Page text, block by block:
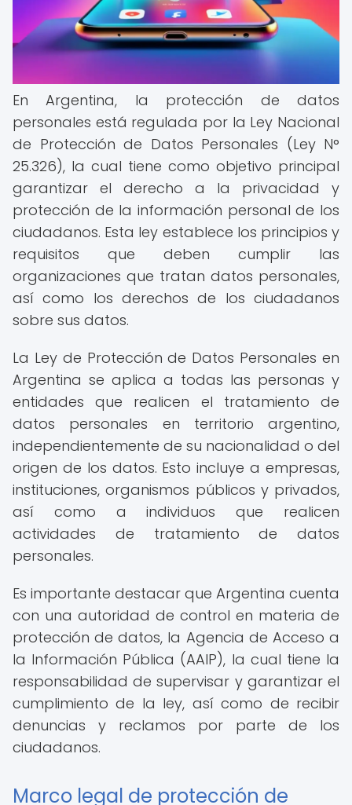
En Argentina, la protección de datos
personales está regulada por la Ley Nacional
de Protección de Datos Personales (Ley N°
25.326), la cual tiene como objetivo principal
garantizar el derecho a la privacidad y
protección de la información personal de los
ciudadanos. Esta ley establece los principios y
requisitos que deben cumplir las
organizaciones que tratan datos personales,
así como los derechos de los ciudadanos
sobre sus datos.
La Ley de Protección de Datos Personales en
Argentina se aplica a todas las personas y
entidades que realicen el tratamiento de
datos personales en territorio argentino,
independientemente de su nacionalidad o del
origen de los datos. Esto incluye a empresas,
instituciones, organismos públicos y privados,
así como a individuos que realicen
actividades de tratamiento de datos
personales.
Es importante destacar que Argentina cuenta
con una autoridad de control en materia de
protección de datos, la Agencia de Acceso a
la Información Pública (AAIP), la cual tiene la
responsabilidad de supervisar y garantizar el
cumplimiento de la ley, así como de recibir
denuncias y reclamos por parte de los
ciudadanos.
Marco legal de protección de